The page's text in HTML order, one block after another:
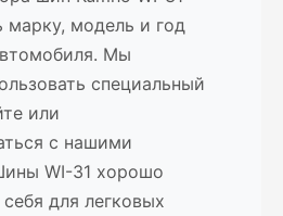
марку, модель и год
Мы
специальный
или
с нашими
WI-31 хорошо
для легковых